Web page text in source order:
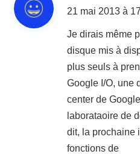
21 mai 2013 à
Je dirais même
disque mis à
plus seuls à
Google I/O, une
center de
laborataoire de
dit, la prochaine
fonctions de